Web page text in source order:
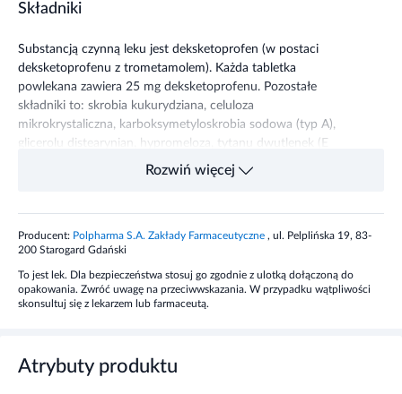
Składniki
Substancją czynną leku jest deksketoprofen (w postaci
deksketoprofenu z trometamolem). Każda tabletka
powlekana zawiera 25 mg deksketoprofenu. Pozostałe
składniki to: skrobia kukurydziana, celuloza
mikrokrystaliczna, karboksymetyloskrobia sodowa (typ A),
glicerolu distearynian, hypromeloza, tytanu dwutlenek (E
171), makrogol/PEG 400.
Dawka leku Metafen Dexketoprofen zależy od typu,
pacjenta, zwykle wynosi pół tabletki (12,5 mg) co 4 – 6
godzin lub 1 tabletka (25 mg) co 8 godzin. Jednak nie
Działanie
Rozwiń więcej
Producent: Polpharma S.A. Zakłady Farmaceutyczne , ul. Pelplińska 19, 83-
200 Starogard Gdański
To jest lek. Dla bezpieczeństwa stosuj go zgodnie z ulotką dołączoną do
opakowania. Zwróć uwagę na przeciwwskazania. W przypadku wątpliwości
skonsultuj się z lekarzem lub farmaceutą.
Atrybuty produktu